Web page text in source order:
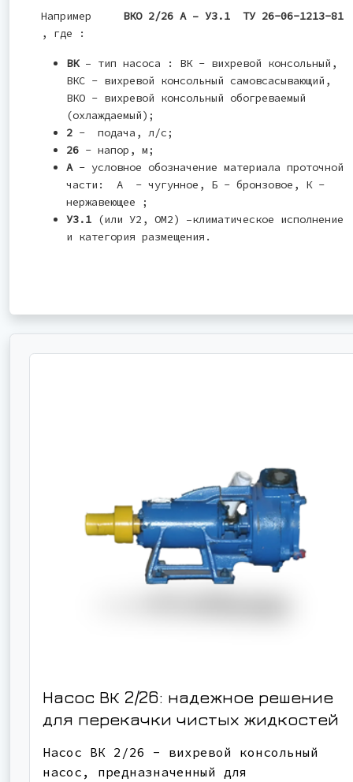
Например ВКО 2/26 А – У3.1 ТУ 26-06-1213-81
, где :
ВК– тип насоса : ВК - вихревой консольный,
ВКС - вихревой консольный самовсасывающий,
ВКО - вихревой консольный обогреваемый
(охлаждаемый);
2 - подача, л/с;
26 - напор, м;
А- условное обозначение материала проточной
части: А - чугунное, Б - бронзовое, К -
нержавеющее ;
У3.1 (или У2, ОМ2) –климатическое исполнение
и категория размещения.
Насос ВК 2/26: надежное решение
для перекачки чистых жидкостей
Насос ВК 2/26 - вихревой консольный
насос, предназначенный для